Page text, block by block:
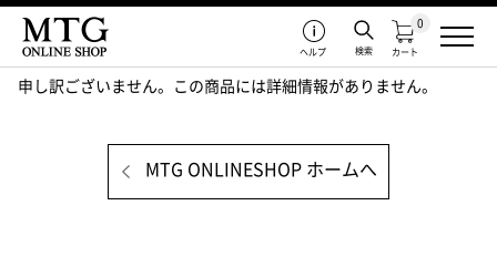
カート
0
検索
ヘルプ
申し訳ございません。この商品には詳細情報がありません。
MTG ONLINESHOP ホームへ